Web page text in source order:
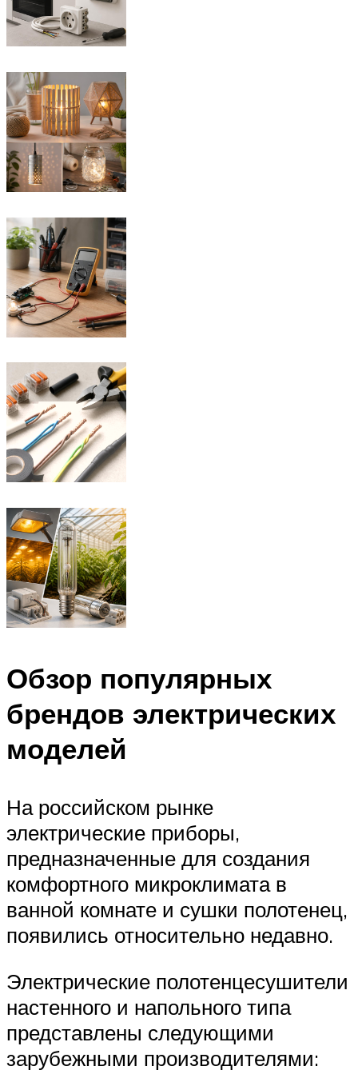
Обзор популярных
брендов электрических
моделей
На российском рынке
электрические приборы,
предназначенные для создания
комфортного микроклимата в
ванной комнате и сушки полотенец,
появились относительно недавно.
Электрические полотенцесушители
настенного и напольного типа
представлены следующими
зарубежными производителями: